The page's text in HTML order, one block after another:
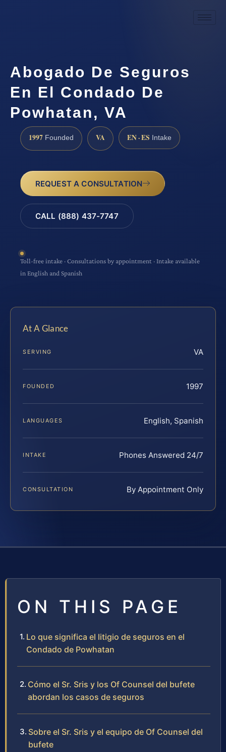
Abogado De Seguros
En El Condado De
Powhatan, VA
1997 Founded VA EN · ES Intake
REQUEST A CONSULTATION
CALL (888) 437-7747
Toll-free intake · Consultations by appointment · Intake available
in English and Spanish
At A Glance
SERVING VA
FOUNDED 1997
LANGUAGES English, Spanish
INTAKE Phones Answered 24/7
CONSULTATION By Appointment Only
ON THIS PAGE
Lo que significa el litigio de seguros en el
Condado de Powhatan
Cómo el Sr. Sris y los Of Counsel del bufete
abordan los casos de seguros
Sobre el Sr. Sris y el equipo de Of Counsel del
bufete